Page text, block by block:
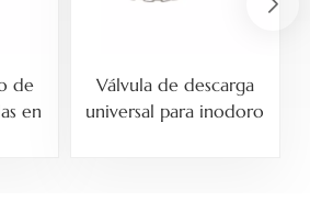
de
en
Válvula de descarga
universal para inodoro